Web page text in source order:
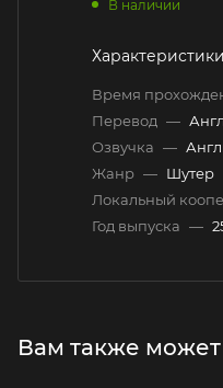
В наличии
Характеристики
Время
Перевод —
Озвучка —
Жанр — Шутер
Локальный
Год выпуска —
Вам также может